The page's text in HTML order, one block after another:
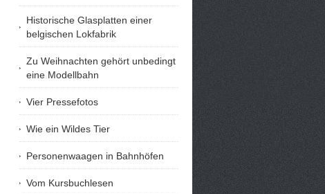
Historische Glasplatten einer
belgischen Lokfabrik
Zu Weihnachten gehört unbedingt
eine Modellbahn
Vier Pressefotos
Wie ein Wildes Tier
Personenwaagen in Bahnhöfen
Vom Kursbuchlesen